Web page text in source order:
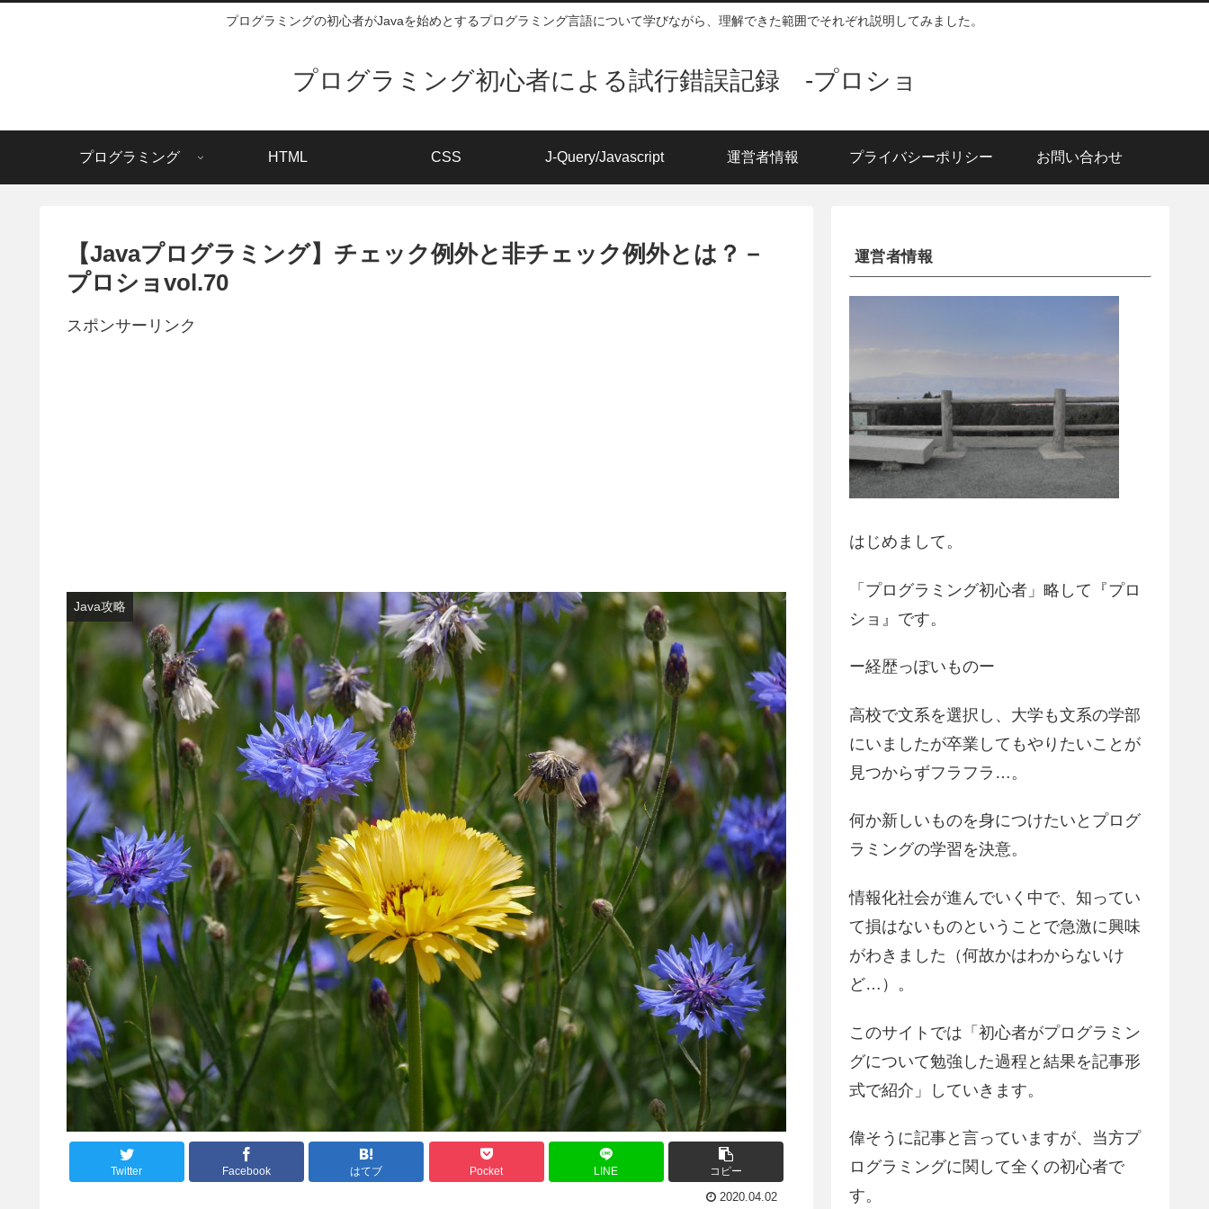
プログラミングの初心者がJavaを始めとするプログラミング言語について学びながら、理解できた範囲でそれぞれ説明してみました。
プログラミング初心者による試行錯誤記録 -プロショ
プログラミング HTML CSS J-Query/Javascript 運営者情報 プライバシーポリシー お問い合わせ
【Javaプログラミング】チェック例外と非チェック例外とは？－
プロショvol.70
スポンサーリンク
Java攻略
Twitter Facebook はてブ Pocket LINE コピー
2020.04.02
運営者情報
はじめまして。
「プログラミング初心者」略して『プロ
ショ』です。
ー経歴っぽいものー
高校で文系を選択し、大学も文系の学部
にいましたが卒業してもやりたいことが
見つからずフラフラ…。
何か新しいものを身につけたいとプログ
ラミングの学習を決意。
情報化社会が進んでいく中で、知ってい
て損はないものということで急激に興味
がわきました（何故かはわからないけ
ど…）。
このサイトでは「初心者がプログラミン
グについて勉強した過程と結果を記事形
式で紹介」していきます。
偉そうに記事と言っていますが、当方プ
ログラミングに関して全くの初心者で
す。